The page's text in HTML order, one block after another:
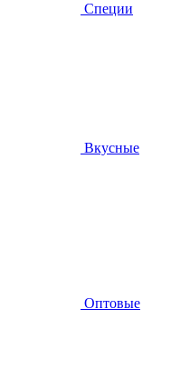
Специи
Вкусные
Оптовые